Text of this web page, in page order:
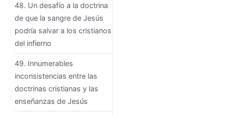
48. Un desafío a la doctrina
de que la sangre de Jesús
podría salvar a los cristianos
del infierno
49. Innumerables
inconsistencias entre las
doctrinas cristianas y las
enseñanzas de Jesús